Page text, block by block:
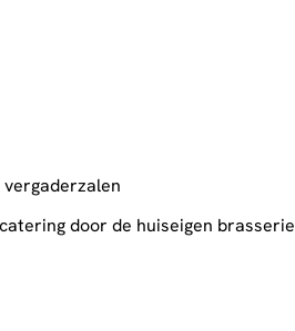
vergaderzalen
door de huiseigen brasserie